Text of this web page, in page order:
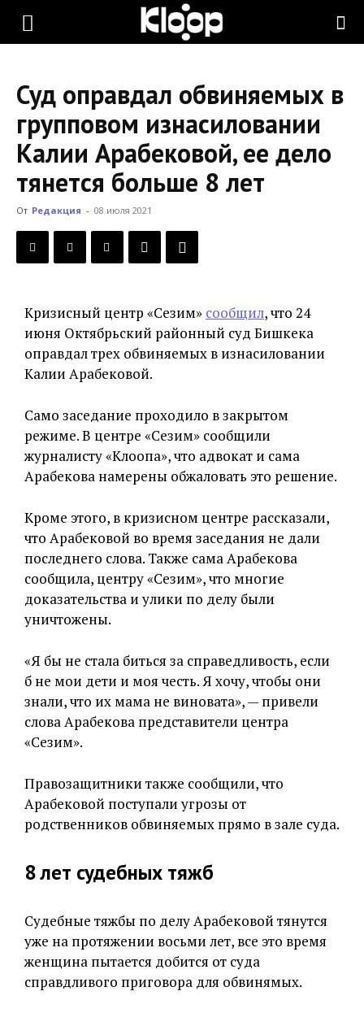
KLOOP.KG
Новости
Кыргызстана
Суд оправдал обвиняемых в
групповом изнасиловании
Калии Арабековой, ее дело
тянется больше 8 лет
От Редакция - 08 июля 2021
Кризисный центр «Сезим» сообщил, что 24
июня Октябрьский районный суд Бишкека
оправдал трех обвиняемых в изнасиловании
Калии Арабековой.
Само заседание проходило в закрытом
режиме. В центре «Сезим» сообщили
журналисту «Клоопа», что адвокат и сама
Арабекова намерены обжаловать это решение.
Кроме этого, в кризисном центре рассказали,
что Арабековой во время заседания не дали
последнего слова. Также сама Арабекова
сообщила, центру «Сезим», что многие
доказательства и улики по делу были
уничтожены.
«Я бы не стала биться за справедливость, если
б не мои дети и моя честь. Я хочу, чтобы они
знали, что их мама не виновата», — привели
слова Арабекова представители центра
«Сезим».
Правозащитники также сообщили, что
Арабековой поступали угрозы от
родственников обвиняемых прямо в зале суда.
8 лет судебных тяжб
Судебные тяжбы по делу Арабековой тянутся
уже на протяжении восьми лет, все это время
женщина пытается добится от суда
справдливого приговора для обвинямых.